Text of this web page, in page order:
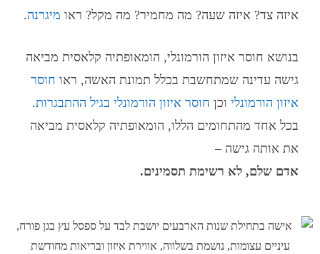
איזה צד? איזה שעה? מה מחמיר? מה מקל? ראו מיגרנה.
בנושא חוסר איזון הורמונלי, הומאופתיה קלאסית מביאה
גישה עדינה שמתחשבת בכלל תמונת האשה, ראו חוסר
איזון הורמונלי וכן חוסר איזון הורמונלי בגיל ההתבגרות.
בכל אחד מהתחומים הללו, הומאופתיה קלאסית מביאה
את אותה גישה –
אדם שלם, לא רשימת תסמינים.